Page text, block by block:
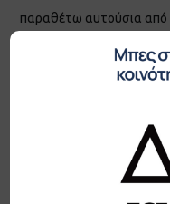
παραθέτω αυτούσια από
πηγή εδώ) Λένε πως η
και ειδικά η έγνοια της
τους και, θεωρητικά,
φροντίσουν εκείνα τους
98χρονη Άντα Κίτινγκ
αιώνα ζωής, μετακόμισε